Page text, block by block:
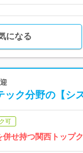
になる
ク分野の【シ
可
せ持つ関西トップ